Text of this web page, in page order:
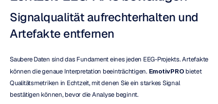
Signalqualität aufrechterhalten und
Artefakte entfernen
Saubere Daten sind das Fundament eines jeden EEG-Projekts. Artefakte
können die genaue Interpretation beeinträchtigen. EmotivPRO bietet
Qualitätsmetriken in Echtzeit, mit denen Sie ein starkes Signal
bestätigen können, bevor die Analyse beginnt.